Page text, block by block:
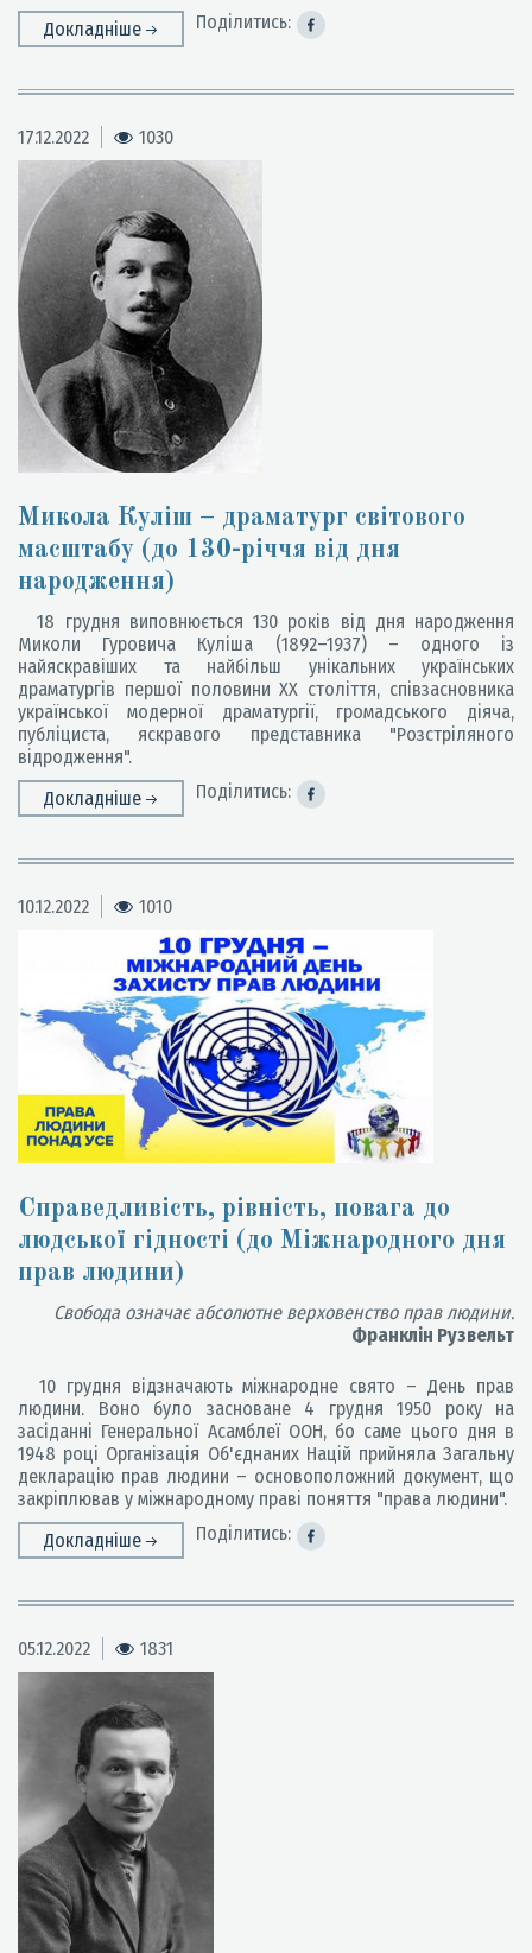
Докладніше
Поділитись:
17.12.2022 1030
Микола Куліш – драматург світового
масштабу (до 130-річчя від дня
народження)
18 грудня виповнюється 130 років від дня народження
Миколи Гуровича Куліша (1892–1937) – одного із
найяскравіших та найбільш унікальних українських
драматургів першої половини ХХ століття, співзасновника
української модерної драматургії, громадського діяча,
публіциста, яскравого представника "Розстріляного
відродження".
Докладніше
Поділитись:
10.12.2022 1010
Справедливість, рівність, повага до
людської гідності (до Міжнародного дня
прав людини)
Свобода означає абсолютне верховенство прав людини.
Франклін Рузвельт
10 грудня відзначають міжнародне свято – День прав
людини. Воно було засноване 4 грудня 1950 року на
засіданні Генеральної Асамблеї ООН, бо саме цього дня в
1948 році Організація Об'єднаних Націй прийняла Загальну
декларацію прав людини – основоположний документ, що
закріплював у міжнародному праві поняття "права людини".
Докладніше
Поділитись:
05.12.2022 1831